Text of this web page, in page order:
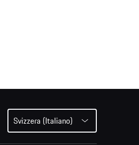
Svizzera (Italiano)